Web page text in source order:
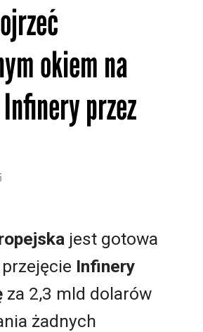
okiem na
przez
jest gotowa
Infinery
za 2,3 mld dolarów
żadnych